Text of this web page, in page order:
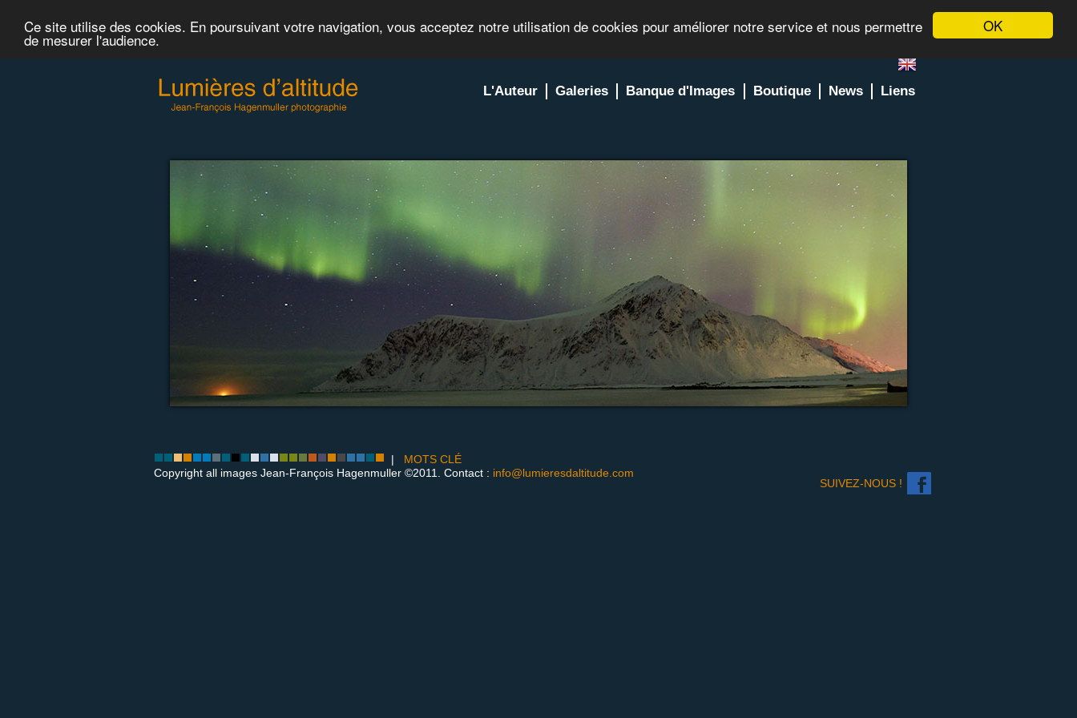
OK
Ce site utilise des cookies. En poursuivant votre navigation, vous acceptez notre utilisation de cookies pour améliorer notre service et nous permettre
de mesurer l'audience.
L'Auteur Galeries Banque d'Images Boutique News Liens
| MOTS CLÉ
Copyright all images Jean-François Hagenmuller ©2011. Contact : info@lumieresdaltitude.com
SUIVEZ-NOUS !